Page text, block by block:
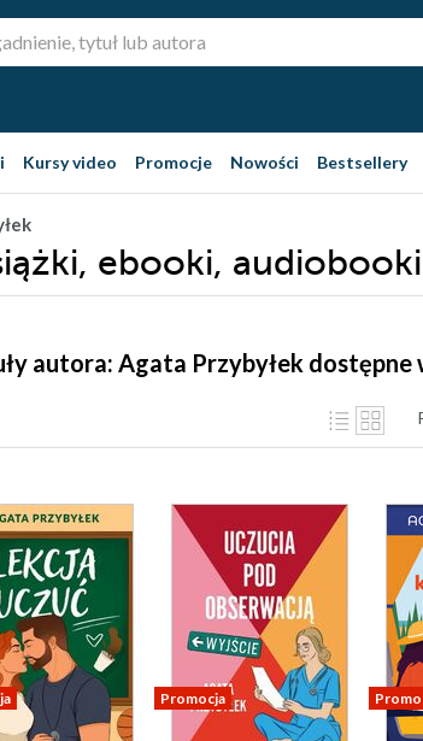
Kursy video Promocje Nowości Bestsellery
ebooki, audiobooki
autora: Agata Przybyłek
Promocja